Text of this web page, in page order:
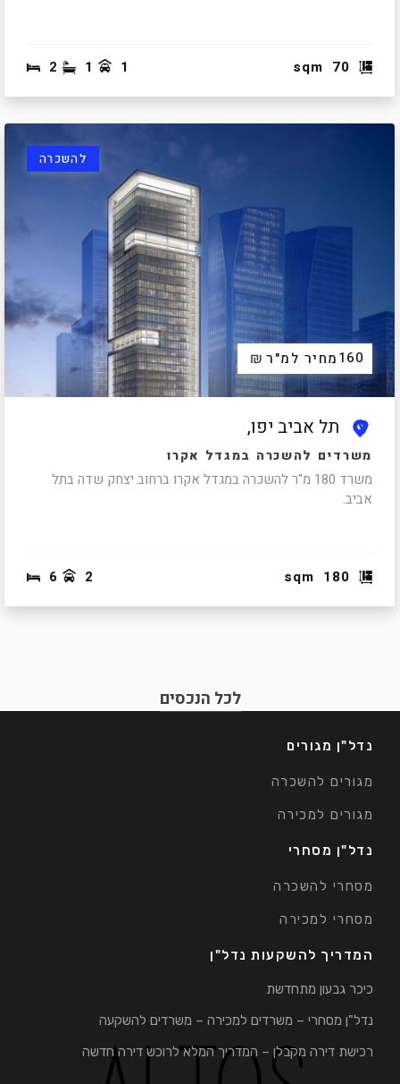
sqm 70
2 1 1
להשכרה
מחיר למ"ר160
₪
תל אביב יפו,
משרדים להשכרה במגדל אקרו
משרד 180 מ"ר להשכרה במגדל אקרו ברחוב יצחק שדה בתל
אביב.
sqm 180
6 2
לכל הנכסים
נדל"ן מגורים
מגורים להשכרה
מגורים למכירה
נדל"ן מסחרי
מסחרי להשכרה
מסחרי למכירה
המדריך להשקעות נדל"ן
כיכר גבעון מתחדשת
נדל"ן מסחרי – משרדים למכירה – משרדים להשקעה
רכישת דירה מקבלן – המדריך המלא לרוכש דירה חדשה